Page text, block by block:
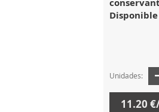
Unidades:
11.20